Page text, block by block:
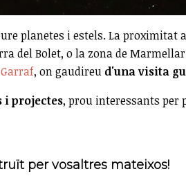
planetes i estels. La proximitat
del Bolet, o la zona de
, on gaudireu d'una visita
i projectes, prou interessants per
per vosaltres mateixos!